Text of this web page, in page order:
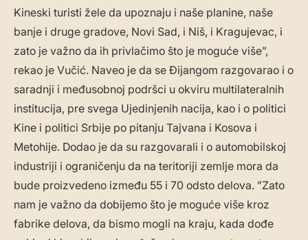
Kineski turisti žele da upoznaju i naše planine, naše
banje i druge gradove, Novi Sad, i Niš, i Kragujevac, i
zato je važno da ih privlačimo što je moguće više”,
rekao je Vučić. Naveo je da se Đijangom razgovarao i o
saradnji i međusobnoj podršci u okviru multilateralnih
institucija, pre svega Ujedinjenih nacija, kao i o politici
Kine i politici Srbije po pitanju Tajvana i Kosova i
Metohije. Dodao je da su razgovarali i o automobilskoj
industriji i ograničenju da na teritoriji zemlje mora da
bude proizvedeno između 55 i 70 odsto delova. ”Zato
nam je važno da dobijemo što je moguće više kroz
fabrike delova, da bismo mogli na kraju, kada dođe